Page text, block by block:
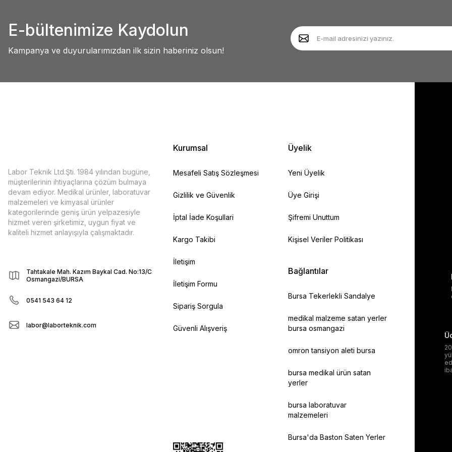
Ürün fiyatı diğer sitelerden daha pahalı.
Bu ürüne benzer farklı alternatifler olmalı.
E-bültenimize Kaydolun
Kampanya ve duyurularımızdan ilk sizin haberiniz olsun!
Labor Teknik Ltd.Şti. 1984 yılından bugüne,
müşterilerinin ihtiyaçlarına çözüm bulmaya
devam ediyor. Medikal ürünler, laboratuvar
malzemeleri ve kimyasal ürünler
kategorilerinde geniş ürün yelpazesiyle
hizmet veren şirketimiz, uygun fiyat ve
kaliteli hizmet anlayışıyla çalışmaktadır.
Tahtakale Mah. Kazım Baykal Cad. No:13/C
Osmangazi/BURSA
0541 543 64 12
labor@laborteknik.com
Kurumsal
Mesafeli Satış Sözleşmesi
Gizlilik ve Güvenlik
İptal İade Koşullari
Kargo Takibi
İletişim
İletişim Formu
Sipariş Sorgula
Güvenli Alışveriş
Üyelik
Yeni Üyelik
Üye Girişi
Şifremi Unuttum
Kişisel Veriler Politikası
Bağlantılar
Bursa Tekerlekli Sandalye
medikal malzeme satan yerler
bursa osmangazi
omron tansiyon aleti bursa
bursa medikal ürün satan
yerler
bursa laboratuvar
malzemeleri
Bursa'da Baston Saten Yerler